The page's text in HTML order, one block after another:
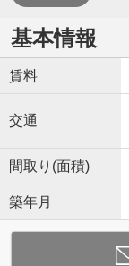
基本情報
賃料
交通
間取り(面積)
築年月